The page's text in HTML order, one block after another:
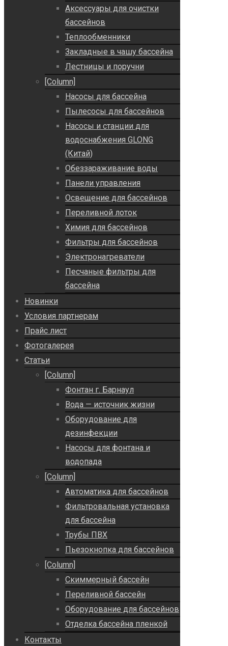
Аксессуары для очистки
бассейнов
Теплообменники
Закладные в чашу бассейна
Лестницы и поручни
[Column]
Насосы для бассейна
Пылесосы для бассейнов
Насосы и станции для
водоснабжения GLONG
(Китай)
Обеззараживание воды
Панели управления
Освещение для бассейнов
Переливной лоток
Химия для бассейнов
Фильтры для бассейнов
Электронагреватели
Песчаные фильтры для
бассейна
Новинки
Условия партнерам
Прайс лист
Фотогалерея
Статьи
[Column]
Фонтан г. Барнаул
Вода — источник жизни
Оборудование для
дезинфекции
Насосы для фонтана и
водопада
[Column]
Автоматика для бассейнов
Фильтровальная установка
для бассейна
Трубы ПВХ
Пьезокнопка для бассейнов
[Column]
Скиммерный бассейн
Переливной бассейн
Оборудование для бассейнов
Отделка бассейна пленкой
Контакты